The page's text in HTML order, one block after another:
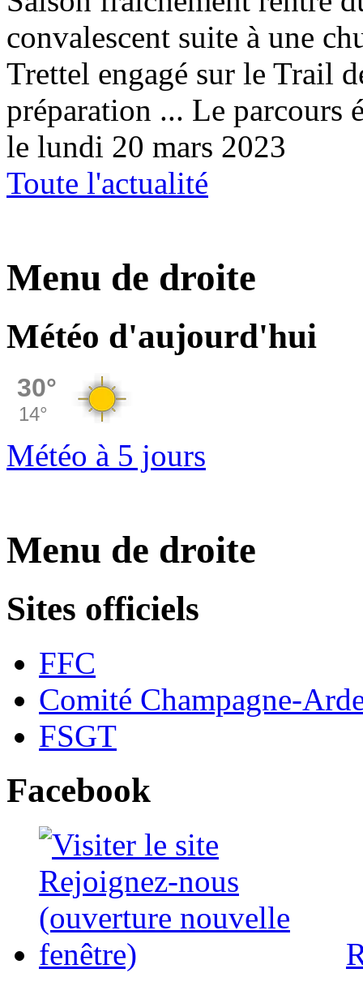
convalescent suite à une
Trettel engagé sur le Trail
préparation ... Le parcours
le lundi 20 mars 2023
Toute l'actualité
Menu de droite
Météo d'aujourd'hui
Météo à 5 jours
Menu de droite
Sites officiels
FFC
Comité Champagne-
FSGT
Facebook